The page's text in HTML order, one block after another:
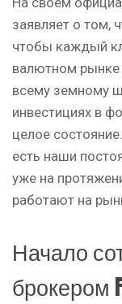
заявляет о том,
чтобы каждый
валютном
всему земному
инвестициях в
целое
есть наши
уже на
работают на
Начало
брокером